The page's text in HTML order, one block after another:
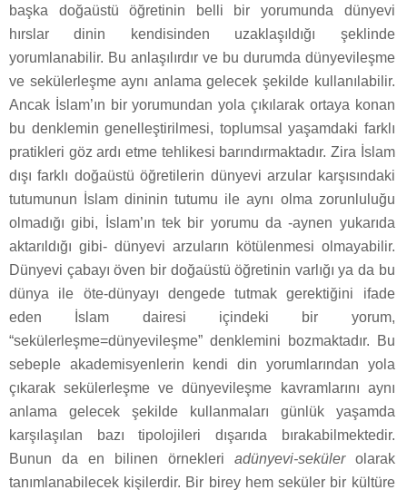
başka doğaüstü öğretinin belli bir yorumunda dünyevi
hırslar dinin kendisinden uzaklaşıldığı şeklinde
yorumlanabilir. Bu anlaşılırdır ve bu durumda dünyevileşme
ve sekülerleşme aynı anlama gelecek şekilde kullanılabilir.
Ancak İslam’ın bir yorumundan yola çıkılarak ortaya konan
bu denklemin genelleştirilmesi, toplumsal yaşamdaki farklı
pratikleri göz ardı etme tehlikesi barındırmaktadır. Zira İslam
dışı farklı doğaüstü öğretilerin dünyevi arzular karşısındaki
tutumunun İslam dininin tutumu ile aynı olma zorunluluğu
olmadığı gibi, İslam’ın tek bir yorumu da -aynen yukarıda
aktarıldığı gibi- dünyevi arzuların kötülenmesi olmayabilir.
Dünyevi çabayı öven bir doğaüstü öğretinin varlığı ya da bu
dünya ile öte-dünyayı dengede tutmak gerektiğini ifade
eden İslam dairesi içindeki bir yorum,
“sekülerleşme=dünyevileşme” denklemini bozmaktadır. Bu
sebeple akademisyenlerin kendi din yorumlarından yola
çıkarak sekülerleşme ve dünyevileşme kavramlarını aynı
anlama gelecek şekilde kullanmaları günlük yaşamda
karşılaşılan bazı tipolojileri dışarıda bırakabilmektedir.
Bunun da en bilinen örnekleri adünyevi-sekülerolarak
tanımlanabilecek kişilerdir. Bir birey hem seküler bir kültüre